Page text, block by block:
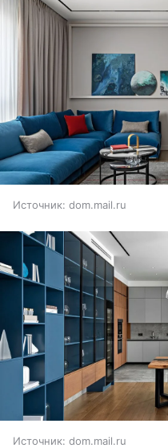
Источник: dom.mail.ru
Источник: dom.mail.ru